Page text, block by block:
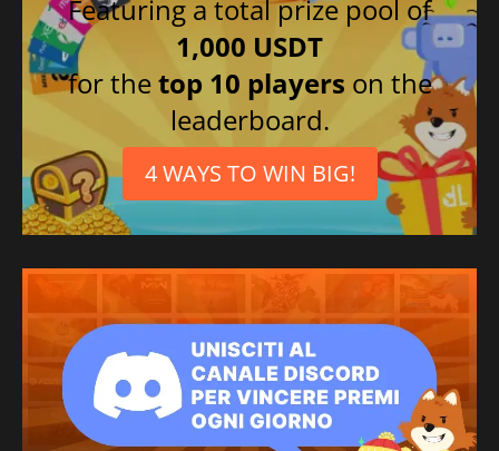
Featuring a total prize pool of
1,000 USDT
for thetop 10 players on the
leaderboard.
4 WAYS TO WIN BIG!